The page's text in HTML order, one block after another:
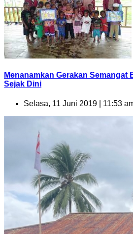
Menanamkan Gerakan Semangat
Sejak Dini
Selasa, 11 Juni 2019 | 11:53